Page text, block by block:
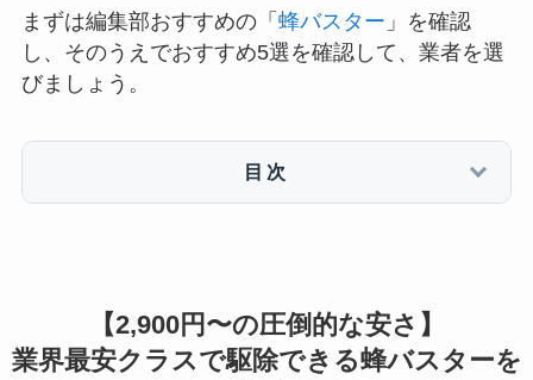
まずは編集部おすすめの「 蜂バスター 」を確認
し、そのうえでおすすめ5選を確認して、業者を選
びましょう。
目次
【2,900円〜の圧倒的な安さ】
業界最安クラスで駆除できる蜂バスターを